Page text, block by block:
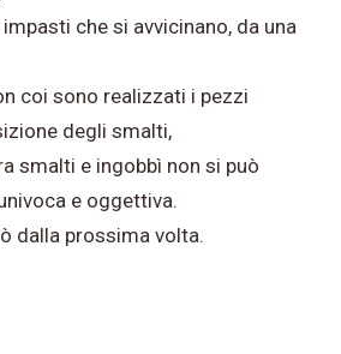
che si avvicinano, da una
coi sono realizzati i pezzi
degli smalti,
smalti e ingobbì non si può
e oggettiva.
dalla prossima volta.